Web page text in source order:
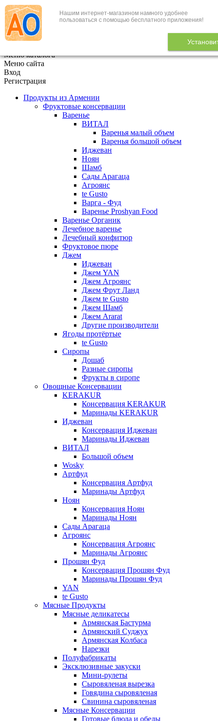
Нашим интернет-магазином намного удобнее
пользоваться с помощью бесплатного приложения!
+7 (495) 646-888-1
В корзине 0
Меню каталога
Меню сайта
Вход
Регистрация
Продукты из Армении
Фруктовые консервации
Варенье
ВИТАЛ
Варенья малый объем
Варенья большой объем
Иджеван
Ноян
Шамб
Сады Арагаца
Агроянс
te Gusto
Варга - Фуд
Варенье Proshyan Food
Варенье Органик
Лечебное варенье
Лечебный конфитюр
Фруктовое пюре
Джем
Иджеван
Джем YAN
Джем Агроянс
Джем Фрут Ланд
Джем te Gusto
Джем Шамб
Джем Ararat
Другие производители
Ягоды протёртые
te Gusto
Сиропы
Дошаб
Разные сиропы
Фрукты в сиропе
Овощные Консервации
KERAKUR
Консервация KERAKUR
Маринады KERAKUR
Иджеван
Консервация Иджеван
Маринады Иджеван
ВИТАЛ
Большой объем
Wosky
Артфуд
Консервация Артфуд
Маринады Артфуд
Ноян
Консервация Ноян
Маринады Ноян
Сады Арагаца
Агроянс
Консервация Агроянс
Маринады Агроянс
Прошян Фуд
Консервация Прошян Фуд
Маринады Прошян Фуд
YAN
te Gusto
Мясные Продукты
Мясные деликатесы
Армянская Бастурма
Армянский Суджух
Армянская Колбаса
Нарезки
Полуфабрикаты
Эксклюзивные закуски
Мини-рулеты
Сыровяленая вырезка
Говядина сыровяленая
Свинина сыровяленая
Мясные Консервации
Готовые блюда и обеды